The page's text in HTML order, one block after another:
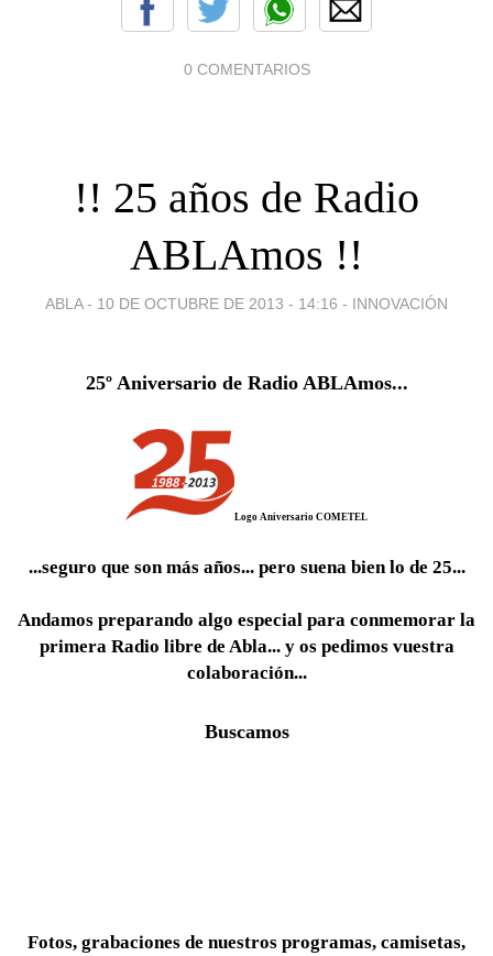
0 COMENTARIOS
!! 25 años de Radio
ABLAmos !!
ABLA - 10 DE OCTUBRE DE 2013 - 14:16 - INNOVACIÓN
25º Aniversario de Radio ABLAmos...
Logo Aniversario COMETEL
...seguro que son más años... pero suena bien lo de 25...
Andamos preparando algo especial para conmemorar la
primera Radio libre de Abla... y os pedimos vuestra
colaboración...
Buscamos
Fotos, grabaciones de nuestros programas, camisetas,